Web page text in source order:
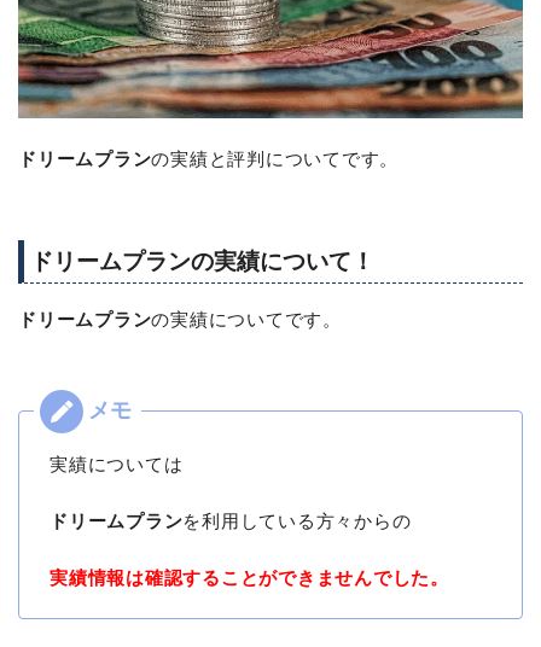
ドリームプランの実績と評判についてです。
ドリームプランの実績について！
ドリームプランの実績についてです。
実績については
ドリームプランを利用している方々からの
実績情報は確認することができませんでした。